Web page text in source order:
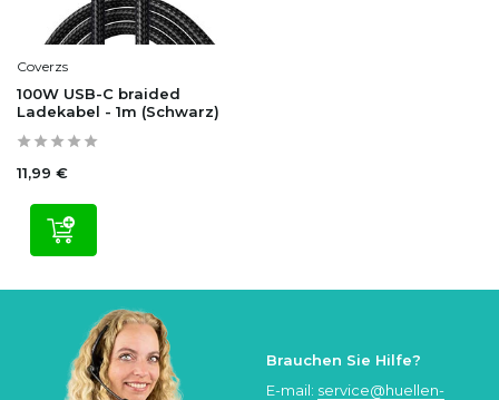
Coverzs
100W USB-C braided
Ladekabel - 1m (Schwarz)
11,99 €
Brauchen Sie Hilfe?
E-mail: service@huellen-